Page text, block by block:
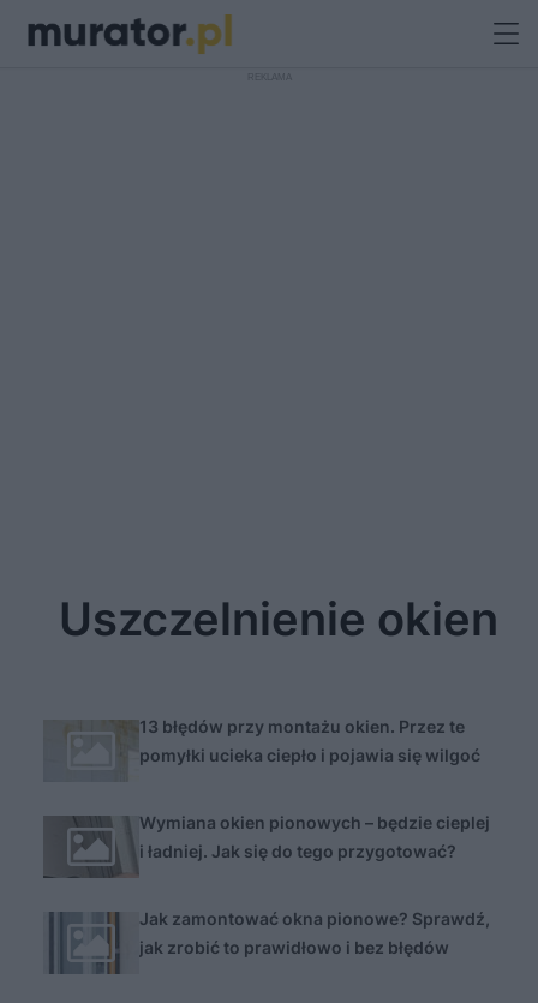
Uszczelnienie okien
13 błędów przy montażu okien. Przez te
pomyłki ucieka ciepło i pojawia się wilgoć
Wymiana okien pionowych – będzie cieplej
i ładniej. Jak się do tego przygotować?
Jak zamontować okna pionowe? Sprawdź,
jak zrobić to prawidłowo i bez błędów